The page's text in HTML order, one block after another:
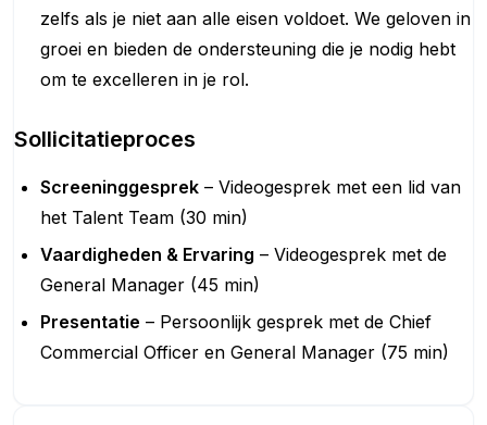
zelfs als je niet aan alle eisen voldoet. We geloven in
groei en bieden de ondersteuning die je nodig hebt
om te excelleren in je rol.
Sollicitatieproces
Screeninggesprek – Videogesprek met een lid van
het Talent Team (30 min)
Vaardigheden & Ervaring – Videogesprek met de
General Manager (45 min)
Presentatie – Persoonlijk gesprek met de Chief
Commercial Officer en General Manager (75 min)